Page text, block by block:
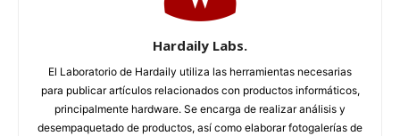
Hardaily Labs.
El Laboratorio de Hardaily utiliza las herramientas necesarias
para publicar artículos relacionados con productos informáticos,
principalmente hardware. Se encarga de realizar análisis y
desempaquetado de productos, así como elaborar fotogalerías de